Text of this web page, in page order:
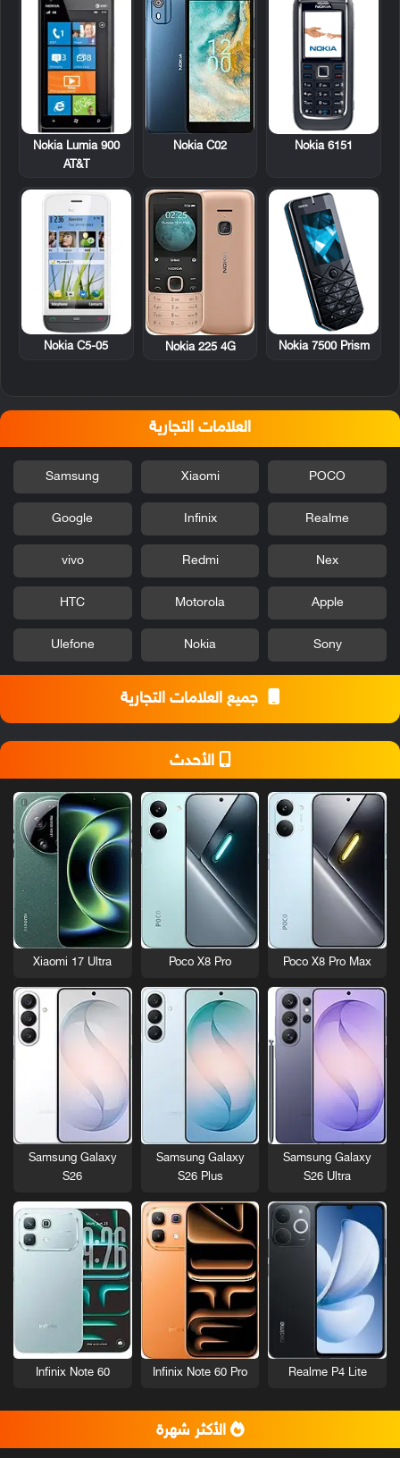
Nokia 6151
Nokia C02
Nokia Lumia 900
AT&T
Nokia 7500 Prism
Nokia 225 4G
Nokia C5-05
العلامات التجارية
POCO
Xiaomi
Samsung
Realme
Infinix
Google
Nex
Redmi
vivo
Apple
Motorola
HTC
Sony
Nokia
Ulefone
جميع العلامات التجارية
الأحدث
Poco X8 Pro Max
Poco X8 Pro
Xiaomi 17 Ultra
Samsung Galaxy
S26 Ultra
Samsung Galaxy
S26 Plus
Samsung Galaxy
S26
Realme P4 Lite
Infinix Note 60 Pro
Infinix Note 60
الأكثر شهرة